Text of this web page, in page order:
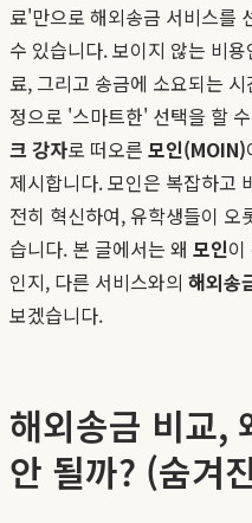
료'만으로 해외송금 서비스를
수 있습니다. 보이지 않는 비
료, 그리고 송금에 소요되는
정으로 '스마트한' 선택을 할
크 강자로 떠오른 모인(MOIN)
제시합니다. 모인은 복잡하고
전히 혁신하여, 유학생들이 오
습니다. 본 글에서는 왜 모인이
인지, 다른 서비스와의 해외송
보겠습니다.
해외송금 비교,
안 될까? (숨겨